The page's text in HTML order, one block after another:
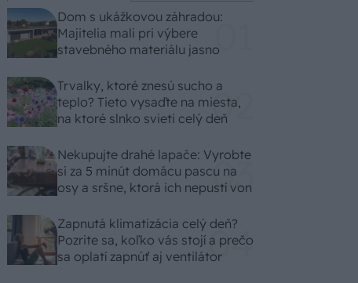
Dom s ukážkovou záhradou:
Majitelia mali pri výbere
stavebného materiálu jasno
Trvalky, ktoré znesú sucho a
teplo? Tieto vysaďte na miesta,
na ktoré slnko svieti celý deň
Nekupujte drahé lapače: Vyrobte
si za 5 minút domácu pascu na
osy a sršne, ktorá ich nepustí von
Zapnutá klimatizácia celý deň?
Pozrite sa, koľko vás stojí a prečo
sa oplatí zapnúť aj ventilátor